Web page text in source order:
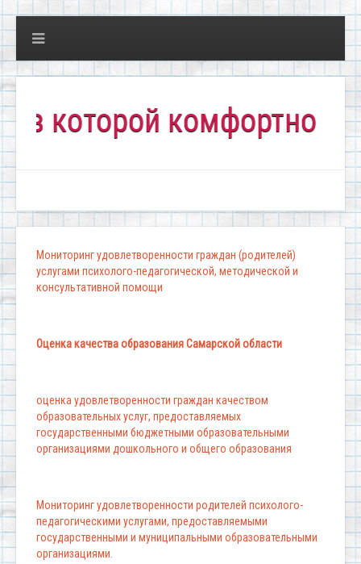
комфортно всем!"
Мониторинг удовлетворенности граждан (родителей)
услугами психолого-педагогической, методической и
консультативной помощи
Оценка качества образования Самарской области
оценка удовлетворенности граждан качеством
образовательных услуг, предоставляемых
государственными бюджетными образовательными
организациями дошкольного и общего образования
Мониторинг удовлетворенности родителей психолого-
педагогическими услугами, предоставляемыми
государственными и муниципальными образовательными
организациями.